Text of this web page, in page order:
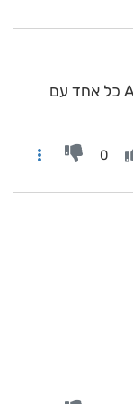
שם לב שגם גפס וגם איסי AI וגפס AI כל אחד עם
0